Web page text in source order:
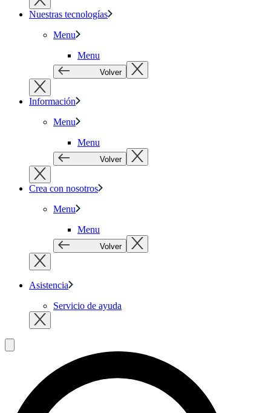
Nuestras tecnologías
Menu
Menu
Volver
Información
Menu
Menu
Volver
Crea con nosotros
Menu
Menu
Volver
Asistencia
Servicio de ayuda